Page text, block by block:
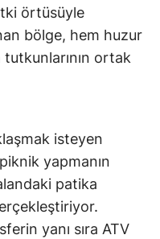
örtüsüyle
bölge, hem huzur
ortak
isteyen
yapmanın
patika
yanı sıra ATV